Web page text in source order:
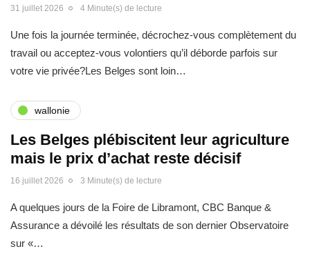
31 juillet 2026 4 Minute(s) de lecture
Une fois la journée terminée, décrochez-vous complètement du
travail ou acceptez-vous volontiers qu’il déborde parfois sur
votre vie privée?Les Belges sont loin…
wallonie
Les Belges plébiscitent leur agriculture
mais le prix d’achat reste décisif
16 juillet 2026 3 Minute(s) de lecture
A quelques jours de la Foire de Libramont, CBC Banque &
Assurance a dévoilé les résultats de son dernier Observatoire
sur «…